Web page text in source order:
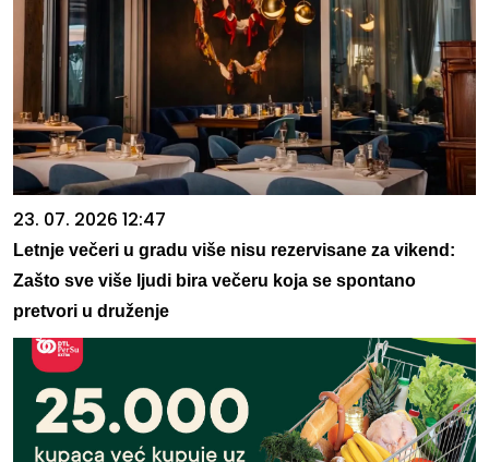
23. 07. 2026 12:47
Letnje večeri u gradu više nisu rezervisane za vikend:
Zašto sve više ljudi bira večeru koja se spontano
pretvori u druženje